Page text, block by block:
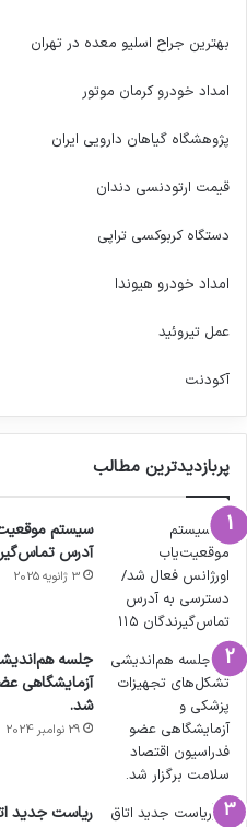
بهترین جراح اسلیو معده در تهران
امداد خودرو کرمان موتور
پژوهشگاه گیاهان دارویی ایران
قیمت ارتودنسی دندان
دستگاه کربوکسی تراپی
امداد خودرو هیوندا
عمل تیروئید
آکودنت
پربازدیدترین مطالب
سیستم
آدرس
3 ژانویه 2025
جلسه
آزمایشگاهی
شد.
29 نوامبر 2024
ریاست جدید